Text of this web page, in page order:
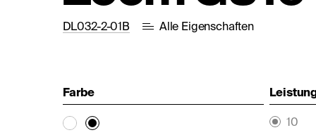
Studio
DL032-2-01B Alle Eigenschaften
Farbe
10